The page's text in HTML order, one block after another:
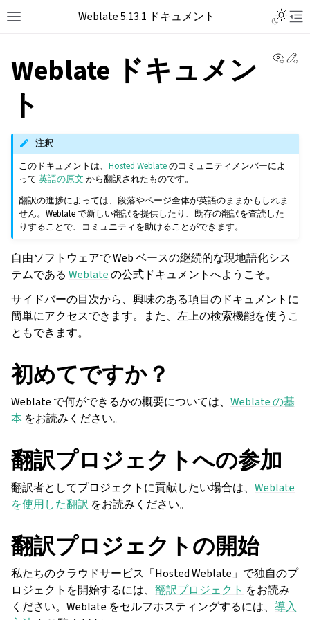
Toggle site navigation sidebar
Weblate 5.13.1 ドキュメント
Weblate ドキュメン
ト
注釈
このドキュメントは、Hosted Weblateのコミュニティメンバーによ
って英語の原文 から翻訳されたものです。
翻訳の進捗によっては、段落やページ全体が英語のままかもしれま
せん。Weblate で新しい翻訳を提供したり、既存の翻訳を査読した
りすることで、コミュニティを助けることができます。
自由ソフトウェアで Web ベースの継続的な現地語化シス
テムである Weblateの公式ドキュメントへようこそ。
サイドバーの目次から、興味のある項目のドキュメントに
簡単にアクセスできます。また、左上の検索機能を使うこ
ともできます。
初めてですか？
Weblate で何ができるかの概要については、 Weblate の基
本 をお読みください。
翻訳プロジェクトへの参加
翻訳者としてプロジェクトに貢献したい場合は、 Weblate
を使用した翻訳 をお読みください。
翻訳プロジェクトの開始
私たちのクラウドサービス「Hosted Weblate」で独自のプ
ロジェクトを開始するには、 翻訳プロジェクト をお読み
ください。Weblate をセルフホスティングするには、 導入